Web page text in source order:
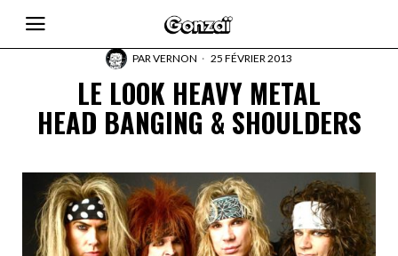
PARVERNON 25 FÉVRIER 2013
LE LOOK HEAVY METAL
HEAD BANGING & SHOULDERS